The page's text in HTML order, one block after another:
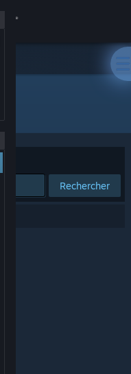
Rechercher